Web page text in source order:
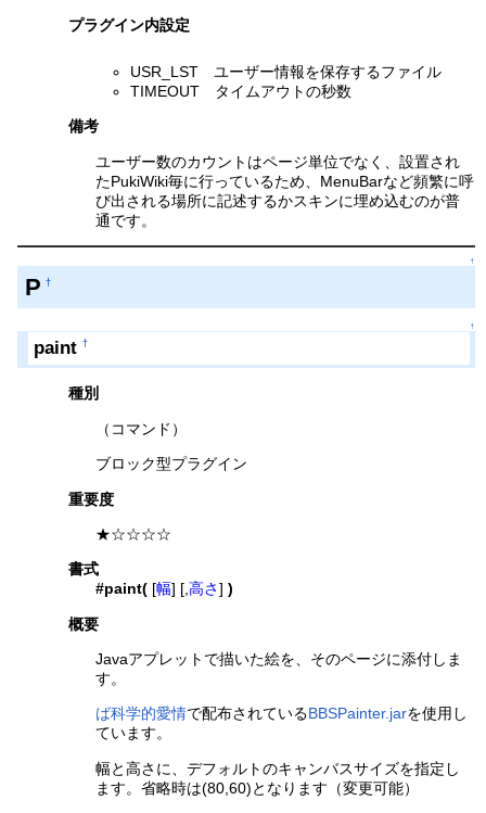
プラグイン内設定
USR_LST ユーザー情報を保存するファイル
TIMEOUT タイムアウトの秒数
備考
ユーザー数のカウントはページ単位でなく、設置され
たPukiWiki毎に行っているため、MenuBarなど頻繁に呼
び出される場所に記述するかスキンに埋め込むのが普
通です。
↑
P †
↑
paint †
種別
（コマンド）
ブロック型プラグイン
重要度
★☆☆☆☆
書式
#paint( [幅] [,高さ])
概要
Javaアプレットで描いた絵を、そのページに添付しま
す。
ば科学的愛情で配布されているBBSPainter.jarを使用し
ています。
幅と高さに、デフォルトのキャンバスサイズを指定し
ます。省略時は(80,60)となります（変更可能）